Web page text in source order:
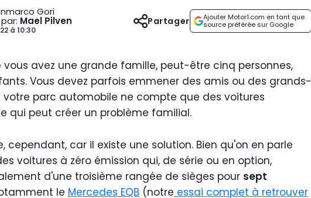
Gori
: Mael Pilven
à 10:30
Ajouter Motor1.com en tant que
source préférée sur Google
Partager
vous avez une grande famille, peut-être cinq personnes,
Vous devez parfois emmener des amis ou des grands-
votre parc automobile ne compte que des voitures
qui peut créer un problème familial.
cependant, car il existe une solution. Bien qu'on en parle
voitures à zéro émission qui, de série ou en option,
d'une troisième rangée de sièges pour sept
le Mercedes EQB (notre essai complet à retrouver